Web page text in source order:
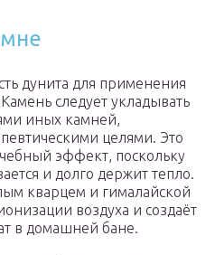
дунита для применения
следует укладывать
иных камней,
целями. Это
эффект, поскольку
и долго держит тепло.
кварцем и гималайской
воздуха и создаёт
в домашней бане.